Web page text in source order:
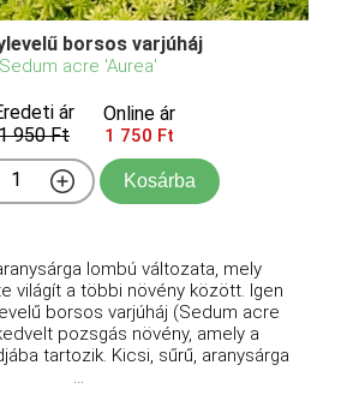
borsos varjúháj
Sedum acre 'Aurea'
ár
950 Ft
Online ár
1 750 Ft
Kosárba
lombú változata, mely
világít a többi növény között. Igen
borsos varjúháj (Sedum acre
pozsgás növény, amely a
tartozik. Kicsi, sűrű, aranysárga
...